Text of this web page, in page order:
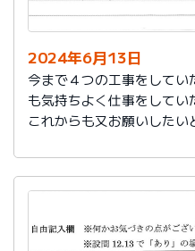
2024年6月13日
今まで４つの工事をして
も気持ちよく仕事をしてい
これからも又お願いしたい